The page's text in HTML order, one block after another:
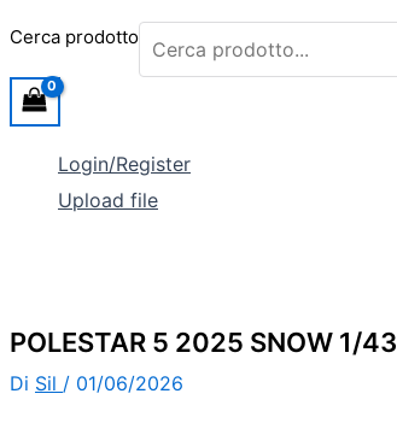
Cerca prodotto
Login/Register
Upload file
POLESTAR 5 2025 SNOW 1/43
Di Sil / 01/06/2026